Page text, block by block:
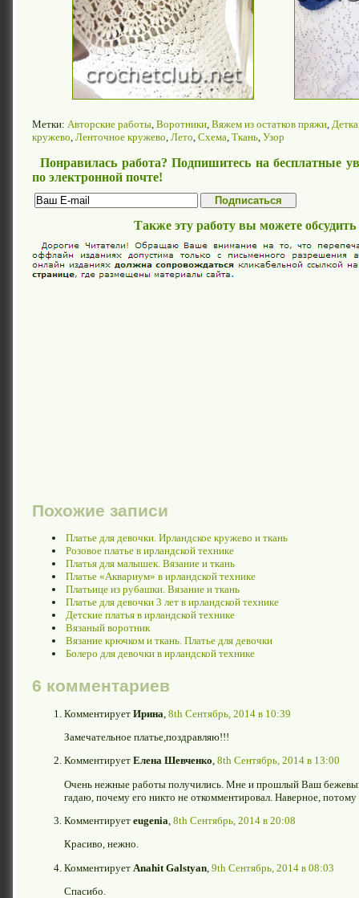
Метки: Авторские работы Воротники Вяжем из остатков пряжи
кружево Ленточное кружево Лето Схема Ткань Узор
Понравилась работа? Подпишитесь на бесплатные
по электронной почте!
Также эту работу вы можете
Похожие записи
Платье для девочки. Ирландское кружево и ткань
Розовое платье в ирландской технике
Платья для малышек. Вязание и ткань
Платье «Аквариум» в ирландской технике
Платьице из рубашки. Вязание и ткань
Платье для девочки 3 лет в ирландской технике
Детские платья в ирландской технике
Вязаный воротник
Вязание крючком и ткань. Платье для девочки
Болеро для девочки в ирландской технике
6 комментариев
Комментирует Ирина 8th Сентябрь, 2014 в 10:39
Замечательное платье,поздравляю!!!
Комментирует Елена Шевченко, 8th Сентябрь, 2014 в 13:00
Очень нежные работы получились. Мне и прошлый Ваш
гадаю, почему его никто не откомментировал. Наверное,
Комментирует eugenia 8th Сентябрь, 2014 в 20:08
Красиво, нежно.
Комментирует Anahit Galstyan 9th Сентябрь, 2014 в 08:03
Спасибо.